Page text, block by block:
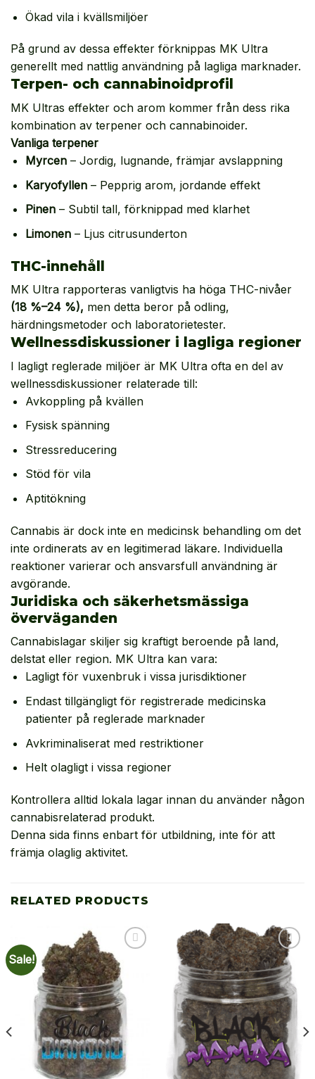
Ökad vila i kvällsmiljöer
På grund av dessa effekter förknippas MK Ultra
generellt med nattlig användning på lagliga marknader.
Terpen- och cannabinoidprofil
MK Ultras effekter och arom kommer från dess rika
kombination av terpener och cannabinoider.
Vanliga terpener
Myrcen– Jordig, lugnande, främjar avslappning
Karyofyllen– Pepprig arom, jordande effekt
Pinen– Subtil tall, förknippad med klarhet
Limonen– Ljus citrusunderton
THC-innehåll
MK Ultra rapporteras vanligtvis ha höga THC-nivåer
(18 %–24 %), men detta beror på odling,
härdningsmetoder och laboratorietester.
Wellnessdiskussioner i lagliga regioner
I lagligt reglerade miljöer är MK Ultra ofta en del av
wellnessdiskussioner relaterade till:
Avkoppling på kvällen
Fysisk spänning
Stressreducering
Stöd för vila
Aptitökning
Cannabis är dock inte en medicinsk behandling om det
inte ordinerats av en legitimerad läkare. Individuella
reaktioner varierar och ansvarsfull användning är
avgörande.
Juridiska och säkerhetsmässiga
överväganden
Cannabislagar skiljer sig kraftigt beroende på land,
delstat eller region. MK Ultra kan vara:
Lagligt för vuxenbruk i vissa jurisdiktioner
Endast tillgängligt för registrerade medicinska
patienter på reglerade marknader
Avkriminaliserat med restriktioner
Helt olagligt i vissa regioner
Kontrollera alltid lokala lagar innan du använder någon
cannabisrelaterad produkt.
Denna sida finns enbart för utbildning, inte för att
främja olaglig aktivitet.
RELATED PRODUCTS
Sale!